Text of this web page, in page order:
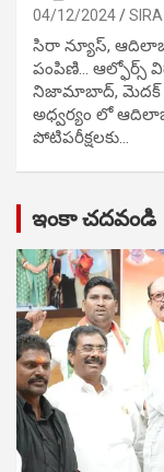
04/12/2024
సిరా న్యూస్,
పంపిణి… ఆల్ఫోర్స్
నిజామాబాద్, మెదక్
అధ్వర్యం లో
పోటిప‌రీక్ష‌ల‌కు…
ఇంకా చదవండి